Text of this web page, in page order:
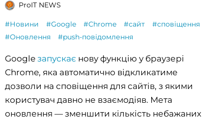
ProIT NEWS
#Новини #Google #Chrome #сайт
#сповіщення
#Оновлення
#push-повідомлення
Google запускає нову функцію у браузері
Chrome, яка автоматично відкликатиме
дозволи на сповіщення для сайтів, з якими
користувач давно не взаємодіяв. Мета
оновлення — зменшити кількість небажаних